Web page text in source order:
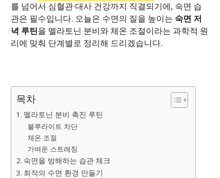
를 넘어서 심혈관·대사 건강까지 직결되기에, 숙면 습
관은 필수입니다. 오늘은 수면의 질을 높이는 숙면 저
녁 루틴을 멜라토닌 분비와 체온 조절이라는 과학적 원
리에 맞춰 단계별로 정리해 드리겠습니다.
목차
멜라토닌 분비 촉진 루틴
블루라이트 차단
체온 조절
가벼운 스트레칭
숙면을 방해하는 습관 체크
최적의 수면 환경 만들기